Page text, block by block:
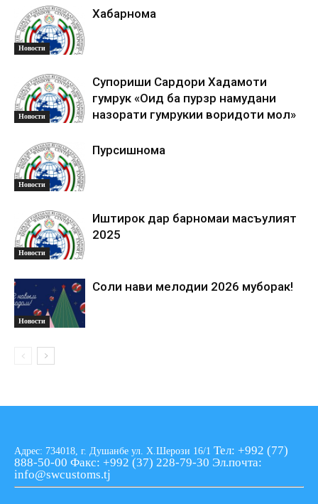
Новости
Хабарнома
Новости
Супориши Сардори Хадамоти
гумрук «Оид ба пурзӯр намудани
назорати гумрукии воридоти мол»
Новости
Пурсишнома
Новости
Иштирок дар барномаи масъулият
2025
Новости
Соли нави мелодии 2026 муборак!
Адрес: 734018, г. Душанбе ул. Х.Шерози 16/1 Тел: +992 (77)
888-50-00 Факс: +992 (37) 228-79-30 Эл.почта:
info@swcustoms.tj